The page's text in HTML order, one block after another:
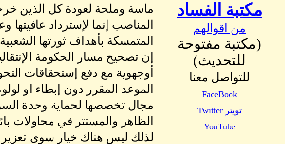
مكتبة الفساد
من اقوالهم
(مكتبة مفتوحة
للتحديث)
للتواصل معنا
FaceBook
تويتر Twitter
YouTube
ماسة وملحة لعودة كل الذين
المناصب إنما لإسترداد عافيتها
المتمسكة بأهداف ثورتها
إن تصحيح مسار الحكومة
أوجهوية مع دفع إستحقاقات
الموعد المقرر دون إبطاء او
مجال تخصصها لحماية وحدة
الظاهر والمستتر في محاولات
لذلك ليس هناك خيار سوى تعزير